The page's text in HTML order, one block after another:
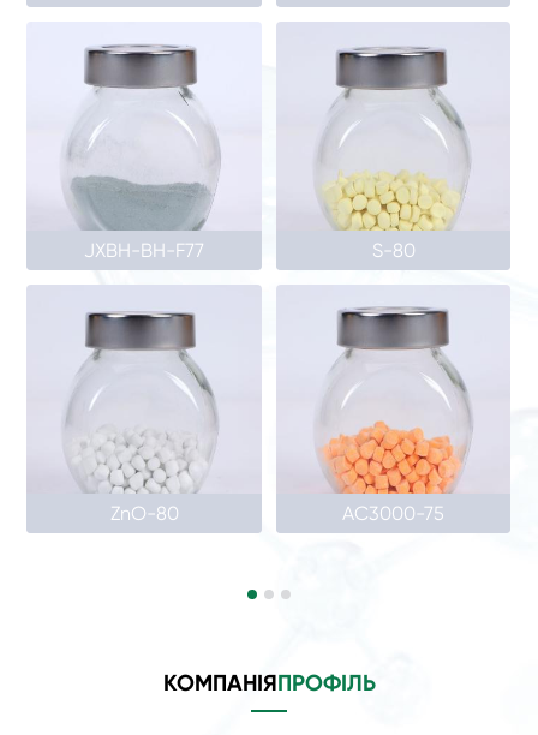
JXBH-BH-F77 S-80
ZnO-80 AC3000-75
КОМПАНІЯПРОФІЛЬ